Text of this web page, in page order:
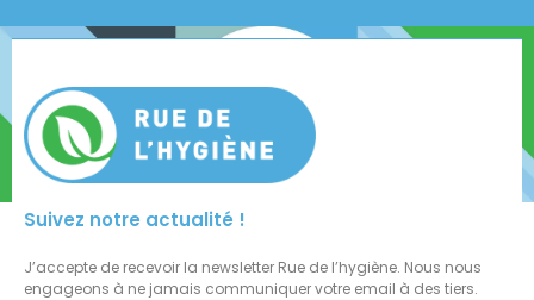
Suivez notre actualité !
J’accepte de recevoir la newsletter Rue de l’hygiène. Nous nous
engageons à ne jamais communiquer votre email à des tiers.